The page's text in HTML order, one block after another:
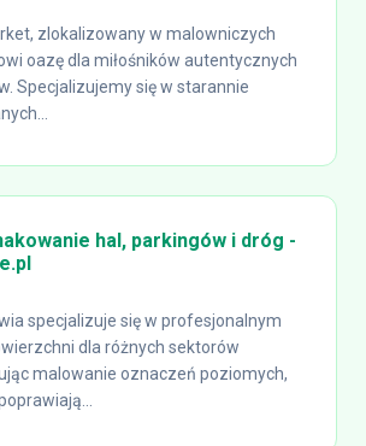
zlokalizowany w malowniczych
oazę dla miłośników autentycznych
Specjalizujemy się w starannie
hal, parkingów i dróg -
specjalizuje się w profesjonalnym
dla różnych sektorów
malowanie oznaczeń poziomych,